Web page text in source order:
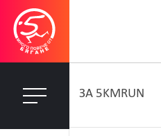
ЗA 5KMRUN